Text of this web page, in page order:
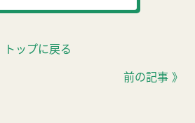
トップに戻る
前の記事 》